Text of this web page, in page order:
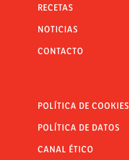
RECETAS
NOTICIAS
CONTACTO
POLÍTICA DE COOKIES
POLÍTICA DE DATOS
CANAL ÉTICO